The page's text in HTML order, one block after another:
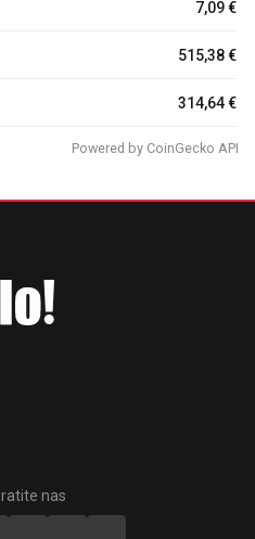
7,09 €
515,38 €
314,64 €
Powered by CoinGecko API